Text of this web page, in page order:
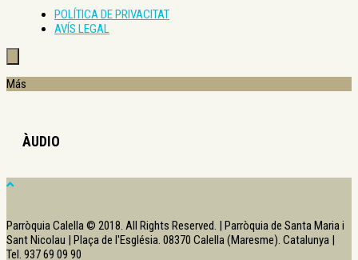
POLÍTICA DE PRIVACITAT
AVÍS LEGAL
Más
ÀUDIO
Parròquia Calella © 2018. All Rights Reserved. | Parròquia de Santa Maria i
Sant Nicolau | Plaça de l'Església. 08370 Calella (Maresme). Catalunya |
Tel. 937 69 09 90